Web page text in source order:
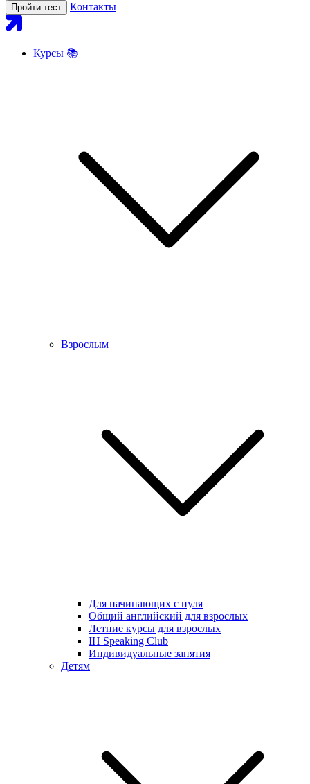
Пройти тест Контакты
Курсы 📚
Взрослым
Для начинающих с нуля
Общий английский для взрослых
Летние курсы для взрослых
IH Speaking Club
Индивидуальные занятия
Детям